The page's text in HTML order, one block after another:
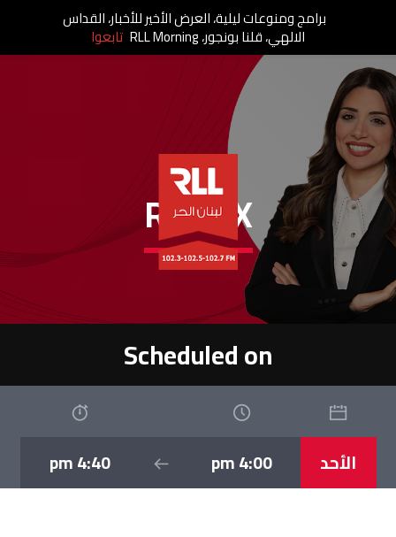
RIM..IX
Scheduled on
الأحد 4:00 pm
4:40 pm
برامج ومنوعات ليلية، العرض الأخير للأخبار، القداس
الالهي، قلنا بونجور، RLL Morning تابعوا